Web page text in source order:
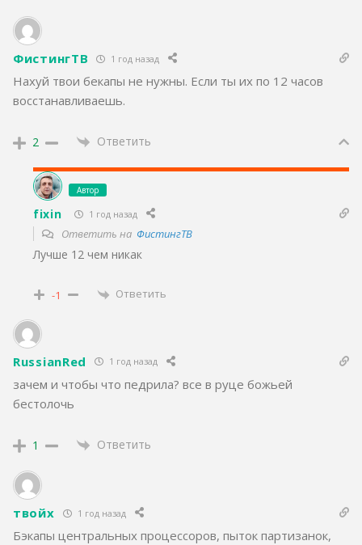
ФистингТВ 1 год назад
Нахуй твои бекапы не нужны. Если ты их по 12 часов
восстанавливаешь.
2 Ответить
Автор
fixin 1 год назад
Ответить на ФистингТВ
Лучше 12 чем никак
-1 Ответить
RussianRed 1 год назад
зачем и чтобы что педрила? все в руце божьей
бестолочь
1 Ответить
твойх 1 год назад
Бэкапы центральных процессоров, пыток партизанок,